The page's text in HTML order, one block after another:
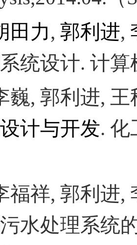
田力, 郭利进,
统设计. 计算
巍, 郭利进, 王
计与开发. 化
福祥, 郭利进,
水处理系统